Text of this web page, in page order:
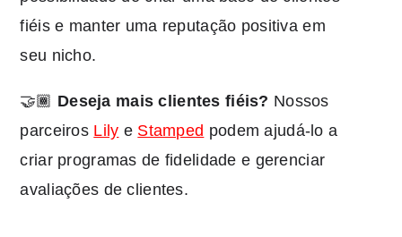
fiéis e manter uma reputação positiva em
seu nicho.
🤝🏾 Deseja mais clientes fiéis? Nossos
parceiros Lily e Stamped podem ajudá-lo a
criar programas de fidelidade e gerenciar
avaliações de clientes.